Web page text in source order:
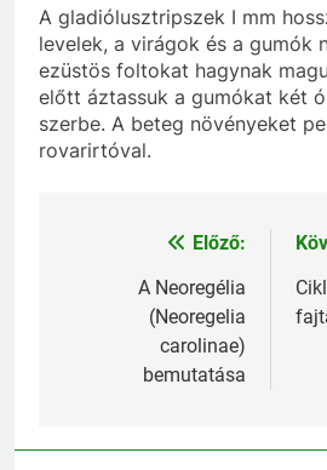
A gladiólusztripszek I mm
levelek, a virágok és a gumók
ezüstös foltokat hagynak
előtt áztassuk a gumókat két
szerbe. A beteg növényeket
rovarirtóval.
Bejegyzés
navigáció
Előző:
A Neoregélia
(Neoregelia
carolinae)
bemutatása